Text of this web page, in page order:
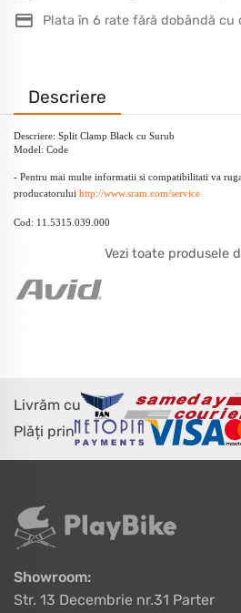
Plata în 6 rate fără dobândă cu
Descriere
Descriere: Split Clamp Black cu Surub
Model: Code
- Pentru mai multe informatii si compatibilitati va
producatorului http://www.sram.com/service
Cod: 11.5315.039.000
Vezi toate produsele
Livrăm cu
Plăți prin
Showroom:
Str. 13 Decembrie nr.31 Parter